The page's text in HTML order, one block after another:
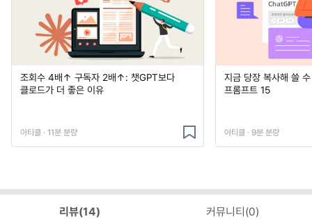
조회수 4배↑ 구독자 2배↑: 챗GPT보다
클로드가 더 좋은 이유
아티클 · 11분 분량
지금 당장 복사해 쓸
프롬프트 15
아티클 · 9분 분량
리뷰(14) 커뮤니티(0)